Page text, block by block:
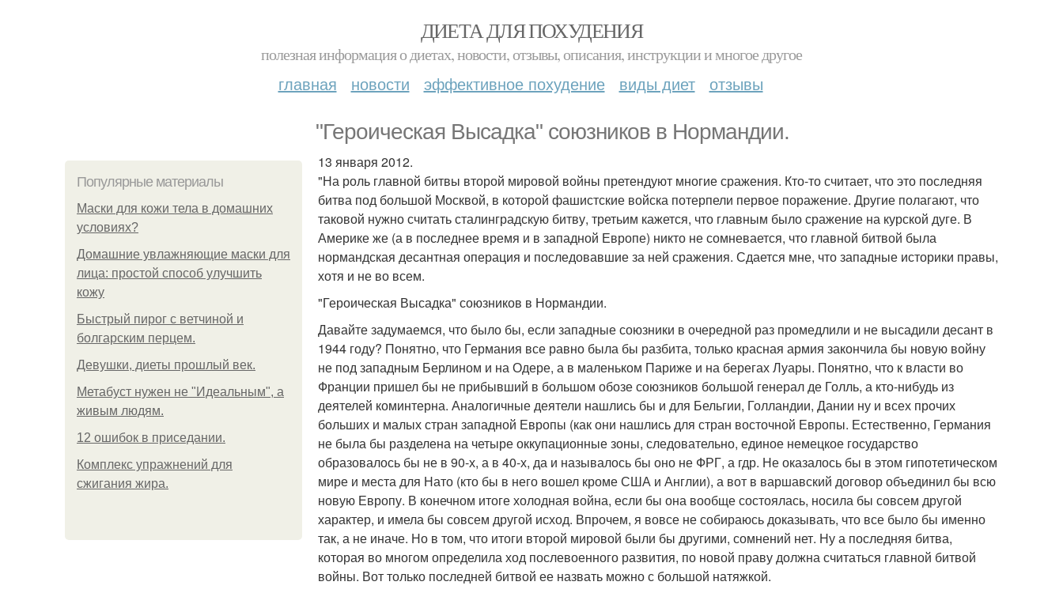
ДИЕТА ДЛЯ ПОХУДЕНИЯ
полезная информация о диетах, новости, отзывы, описания, инструкции и многое другое
главная новости эффективное похудение виды диет отзывы
"Героическая Высадка" союзников в Нормандии.
Популярные материалы
Маски для кожи тела в домашних
условиях?
Домашние увлажняющие маски для
лица: простой способ улучшить
кожу
Быстрый пирог с ветчиной и
болгарским перцем.
Девушки, диеты прошлый век.
Метабуст нужен не "Идеальным", а
живым людям.
12 ошибок в приседании.
Комплекс упражнений для
сжигания жира.
13 января 2012.
"На роль главной битвы второй мировой войны претендуют многие сражения. Кто-то считает, что это последняя
битва под большой Москвой, в которой фашистские войска потерпели первое поражение. Другие полагают, что
таковой нужно считать сталинградскую битву, третьим кажется, что главным было сражение на курской дуге. В
Америке же (а в последнее время и в западной Европе) никто не сомневается, что главной битвой была
нормандская десантная операция и последовавшие за ней сражения. Сдается мне, что западные историки правы,
хотя и не во всем.
"Героическая Высадка" союзников в Нормандии.
Давайте задумаемся, что было бы, если западные союзники в очередной раз промедлили и не высадили десант в
1944 году? Понятно, что Германия все равно была бы разбита, только красная армия закончила бы новую войну
не под западным Берлином и на Одере, а в маленьком Париже и на берегах Луары. Понятно, что к власти во
Франции пришел бы не прибывший в большом обозе союзников большой генерал де Голль, а кто-нибудь из
деятелей коминтерна. Аналогичные деятели нашлись бы и для Бельгии, Голландии, Дании ну и всех прочих
больших и малых стран западной Европы (как они нашлись для стран восточной Европы. Естественно, Германия
не была бы разделена на четыре оккупационные зоны, следовательно, единое немецкое государство
образовалось бы не в 90-х, а в 40-х, да и называлось бы оно не ФРГ, а гдр. Не оказалось бы в этом гипотетическом
мире и места для Нато (кто бы в него вошел кроме США и Англии), а вот в варшавский договор объединил бы всю
новую Европу. В конечном итоге холодная война, если бы она вообще состоялась, носила бы совсем другой
характер, и имела бы совсем другой исход. Впрочем, я вовсе не собираюсь доказывать, что все было бы именно
так, а не иначе. Но в том, что итоги второй мировой были бы другими, сомнений нет. Ну а последняя битва,
которая во многом определила ход послевоенного развития, по новой праву должна считаться главной битвой
войны. Вот только последней битвой ее назвать можно с большой натяжкой.